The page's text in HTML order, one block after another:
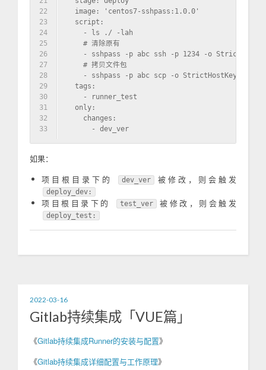
22
23
24
25
26
27
28
29
30
31
32
33
  image: 'centos7-sshpass:1.0.0'
  script:
    - ls ./ -lah
    # 清除原有
- sshpass -p abc ssh -p 1234 -o
    # 拷贝文件包
- sshpass -p abc scp -o
  tags:
    - runner_test
  only:
    changes:
      - dev_ver
如果：
项目根目录下的
dev_ver 被修改，则会触发
deploy_dev:
项目根目录下的 test_ver 被修改，则会触发
deploy_test:
2022-03-16
Gitlab持续集成「VUE篇」
《Gitlab持续集成Runner的安装与配置》
《Gitlab持续集成详细配置与工作原理》